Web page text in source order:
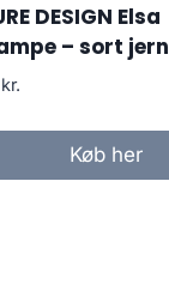
DESIGN Elsa
– sort jern
kr.
Køb her